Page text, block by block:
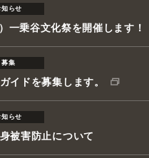
イベント・
知らせ
一乗谷文化祭を開催します！
募集
イドを募集します。
知らせ
被害防止について